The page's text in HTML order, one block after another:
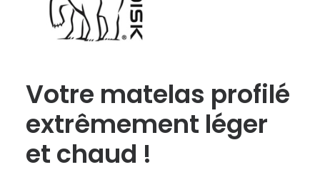
Votre matelas profilé
extrêmement léger
et chaud !